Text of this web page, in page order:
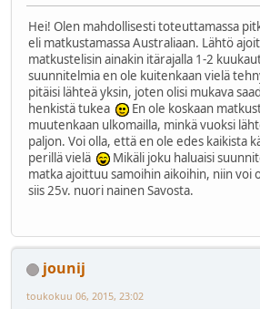
Hei! Olen mahdollisesti toteuttamassa
eli matkustamassa Australiaan. Lähtö
matkustelisin ainakin itärajalla 1-2
suunnitelmia en ole kuitenkaan vielä
pitäisi lähteä yksin, joten olisi mukava
henkistä tukea
En ole koskaan
muutenkaan ulkomailla, minkä vuoksi
paljon. Voi olla, että en ole edes kaikista
perillä vielä
Mikäli joku haluaisi
matka ajoittuu samoihin aikoihin, niin voi
siis 25v. nuori nainen Savosta.
jounij
toukokuu 06, 2015, 23:02